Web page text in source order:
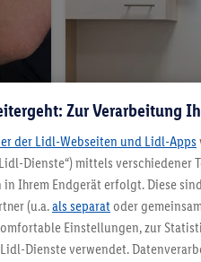
Von der
um die
Zur Verarbeitung
der Lidl-Webseiten und Lidl-Apps
Dienste“) mittels
Ihrem Endgerät erfolgt. Diese
(u.a.als separat oder
Einstellungen, zur
Dienste verwendet.